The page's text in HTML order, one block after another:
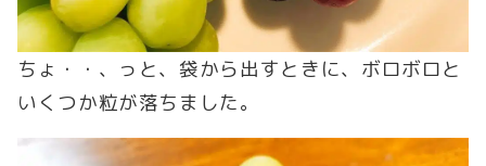
ちょ・・、っと、袋から出すときに、ボロボロと
いくつか粒が落ちました。